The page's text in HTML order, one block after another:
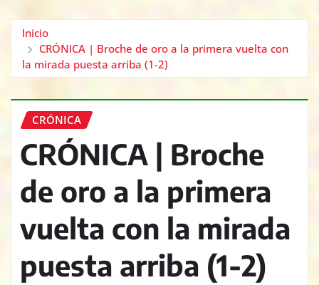
Inicio
CRÓNICA | Broche de oro a la primera vuelta con
la mirada puesta arriba (1-2)
CRÓNICA
CRÓNICA | Broche
de oro a la primera
vuelta con la mirada
puesta arriba (1-2)